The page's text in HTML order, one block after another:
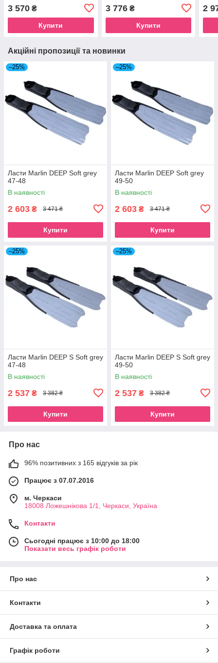
3 570 ₴
Купити
3 776₴
Купити
2
Акційні пропозиції та новинки
–25%
Ласти Marlin DEEP Soft grey
47-48
В наявності
2 603 ₴ 3 471 ₴
Купити
–25%
Ласти Marlin DEEP Soft grey
49-50
В наявності
2 603 ₴ 3 471 ₴
Купити
–25%
Ласти Marlin DEEP S Soft grey
47-48
В наявності
2 537 ₴ 3 382 ₴
Купити
–25%
Ласти Marlin DEEP S Soft grey
49-50
В наявності
2 537 ₴ 3 382 ₴
Купити
Про нас
96% позитивних з 165 відгуків за рік
Працює з 07.07.2016
м. Черкаси
18008 Ложешнікова 1/1, Черкаси, Україна
Контакти
Сьогодні працює з 10:00 до 18:00
Показати весь графік роботи
Про нас
Контакти
Доставка та оплата
Графік роботи